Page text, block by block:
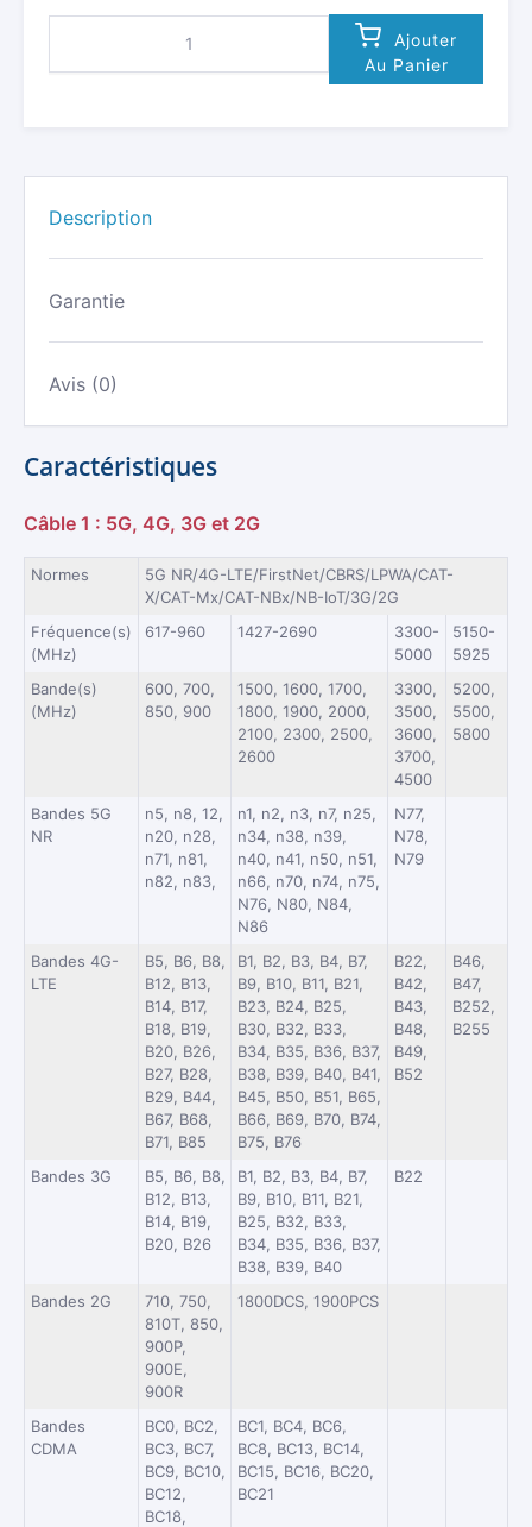
ANTENNE
GPS/GNSS
TRAVERSANTE
2.9
Ajouter
Au Panier
Description
Garantie
Avis (0)
Caractéristiques
Câble 1 : 5G, 4G, 3G et 2G
Normes
5G NR/4G-LTE/FirstNet/CBRS/LPWA/CAT-
X/CAT-Mx/CAT-NBx/NB-IoT/3G/2G
Fréquence(s)
(MHz)
617-960 1427-2690
3300-
5000
5150-
5925
Bande(s)
(MHz)
600, 700,
850, 900
1500, 1600, 1700,
1800, 1900, 2000,
2100, 2300, 2500,
2600
3300,
3500,
3600,
3700,
4500
5200,
5500,
5800
Bandes 5G
NR
n5, n8, 12,
n20, n28,
n71, n81,
n82, n83,
n1, n2, n3, n7, n25,
n34, n38, n39,
n40, n41, n50, n51,
n66, n70, n74, n75,
N76, N80, N84,
N86
N77,
N78,
N79
Bandes 4G-
LTE
B5, B6, B8,
B12, B13,
B14, B17,
B18, B19,
B20, B26,
B27, B28,
B29, B44,
B67, B68,
B71, B85
B1, B2, B3, B4, B7,
B9, B10, B11, B21,
B23, B24, B25,
B30, B32, B33,
B34, B35, B36, B37,
B38, B39, B40, B41,
B45, B50, B51, B65,
B66, B69, B70, B74,
B75, B76
B22,
B42,
B43,
B48,
B49,
B52
B46,
B47,
B252,
B255
Bandes 3G
B5, B6, B8,
B12, B13,
B14, B19,
B20, B26
B1, B2, B3, B4, B7,
B9, B10, B11, B21,
B25, B32, B33,
B34, B35, B36, B37,
B38, B39, B40
B22
Bandes 2G
710, 750,
810T, 850,
900P,
900E,
900R
1800DCS, 1900PCS
Bandes
CDMA
BC0, BC2,
BC3, BC7,
BC9, BC10,
BC12,
BC18,
BC1, BC4, BC6,
BC8, BC13, BC14,
BC15, BC16, BC20,
BC21